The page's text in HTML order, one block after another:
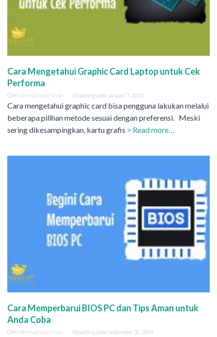
Cara Mengetahui Graphic Card Laptop untuk Cek
Performa
Oleh Akhmad Norrahim Diposting pada Januari 7, 2025
Cara mengetahui graphic card bisa pengguna lakukan melalui
beberapa pilihan metode sesuai dengan preferensi. Meski
sering dikesampingkan, kartu grafis > Read more…
Cara Memperbarui BIOS PC dan Tips Aman untuk
Anda Coba
Oleh Akhmad Norrahim Diposting pada September 30, 2024